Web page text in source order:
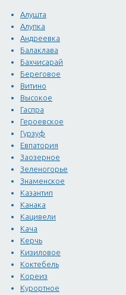
Алушта
Алупка
Андреевка
Балаклава
Бахчисарай
Береговое
Витино
Высокое
Гаспра
Героевское
Гурзуф
Евпатория
Заозерное
Зеленогорье
Знаменское
Казантип
Канака
Кацивели
Кача
Керчь
Кизиловое
Коктебель
Кореиз
Курортное